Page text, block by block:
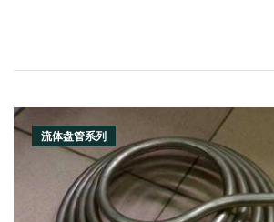
流体盘管系列